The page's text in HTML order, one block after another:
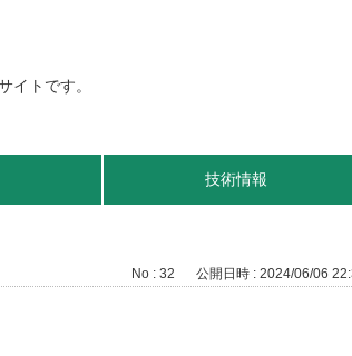
技術情報
No : 32 公開日時 : 2024/06/06